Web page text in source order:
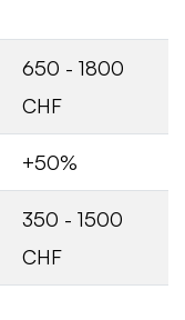
650 - 1800
CHF
+50%
350 - 1500
CHF